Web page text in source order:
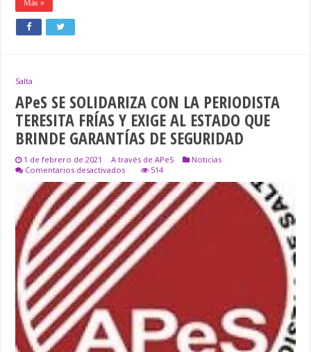
Más »
Salta
APeS SE SOLIDARIZA CON LA PERIODISTA
TERESITA FRÍAS Y EXIGE AL ESTADO QUE
BRINDE GARANTÍAS DE SEGURIDAD
1 de febrero de 2021 A través de APeS
Noticias
Comentarios desactivadosen
SE
SOLIDARIZA
CON
LA
PERIODISTA
TERESITA
FRÍAS
Y
EXIGE
BRINDE
GARANTÍAS
SEGURIDAD
514